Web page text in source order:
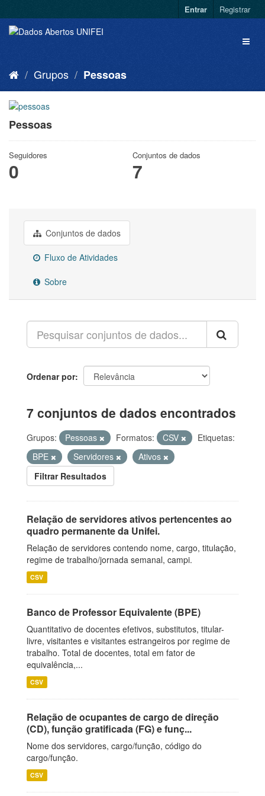
Entrar Registrar
Grupos Pessoas
Pessoas
Seguidores
0
Conjuntos de dados
7
Conjuntos de dados
Fluxo de Atividades
Sobre
Ordenar por
7 conjuntos de dados encontrados
Grupos: Pessoas Formatos: CSV
Etiquetas:
BPE
Servidores
Ativos
Filtrar Resultados
Relação de servidores ativos pertencentes ao
quadro permanente da Unifei.
Relação de servidores contendo nome, cargo, titulação,
regime de trabalho/jornada semanal, campi.
CSV
Banco de Professor Equivalente (BPE)
Quantitativo de docentes efetivos, substitutos, titular-
livre, visitantes e visitantes estrangeiros por regime de
trabalho. Total de docentes, total em fator de
equivalência,...
CSV
Relação de ocupantes de cargo de direção
(CD), função gratificada (FG) e funç...
Nome dos servidores, cargo/função, código do
cargo/função.
CSV